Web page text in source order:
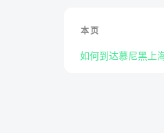
本页
如何到达慕尼黑上